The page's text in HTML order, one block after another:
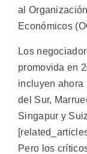
al
Económicos
Los
promovida en
incluyen ahora
del Sur,
Singapur y
Pero los